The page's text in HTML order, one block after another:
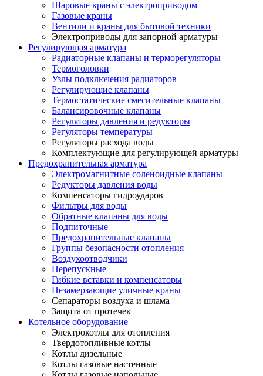
Шаровые краны с электроприводом
Газовые краны
Вентили и краны для бытовой техники
Электроприводы для запорной арматуры
Регулирующая арматура
Радиаторные клапаны и терморегуляторы
Термоголовки
Узлы подключения радиаторов
Регулирующие клапаны
Термостатические смесительные клапаны
Балансировочные клапаны
Регуляторы давления и редукторы
Регуляторы температуры
Регуляторы расхода воды
Комплектующие для регулирующей арматуры
Предохранительная арматура
Электромагнитные соленоидные клапаны
Редукторы давления воды
Компенсаторы гидроударов
Фильтры для воды
Обратные клапаны для воды
Подпиточные
Предохранительные клапаны
Группы безопасности отопления
Воздухоотводчики
Перепускные
Гибкие вставки и компенсаторы
Незамерзающие уличные краны
Сепараторы воздуха и шлама
Защита от протечек
Котельное оборудование
Электрокотлы для отопления
Твердотопливные котлы
Котлы дизельные
Котлы газовые настенные